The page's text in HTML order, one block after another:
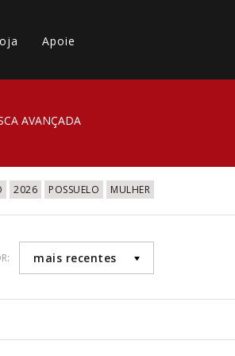
Apoie
AVANÇADA
2026 POSSUELO MULHER
mais recentes